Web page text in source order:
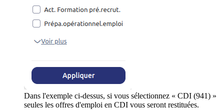
Dans l'exemple ci-dessus, si vous sélectionnez « CDI (941) »
seules les offres d'emploi en CDI vous seront restituées.